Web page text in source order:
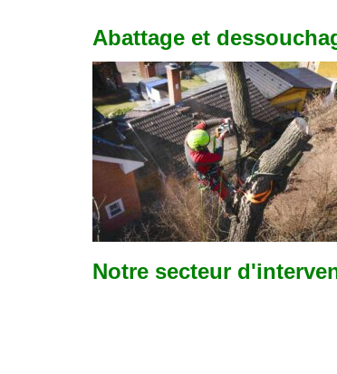
Abattage et
Notre secteur